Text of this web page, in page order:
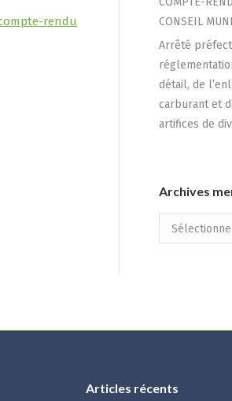
rendu
CONSEIL
Arrêté
détail, de
carburant et
artifices de
Archives
Archives
mensuelles
Articles récents